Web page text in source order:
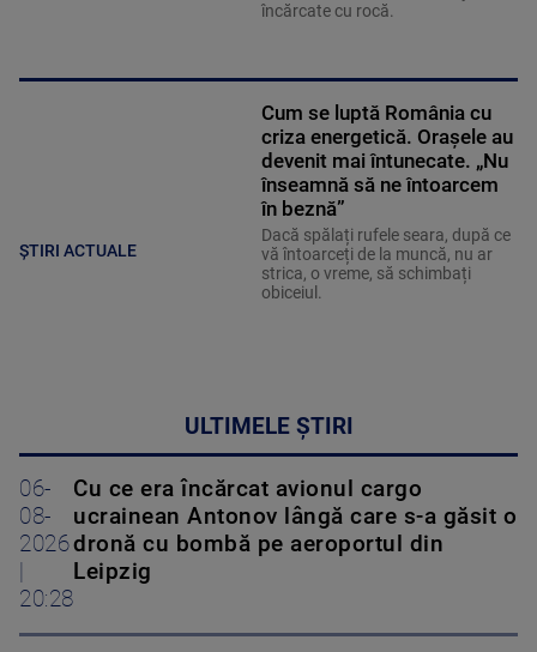
încărcate cu rocă.
ȘTIRI ACTUALE
Cum se luptă România cu
criza energetică. Orașele au
devenit mai întunecate. „Nu
înseamnă să ne întoarcem
în beznă”
Dacă spălați rufele seara, după ce
vă întoarceți de la muncă, nu ar
strica, o vreme, să schimbați
obiceiul.
ULTIMELE ȘTIRI
06-
08-
2026
|
20:28
Cu ce era încărcat avionul cargo
ucrainean Antonov lângă care s-a găsit o
dronă cu bombă pe aeroportul din
Leipzig